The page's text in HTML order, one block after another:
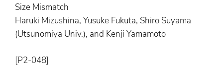
Size Mismatch
Haruki Mizushina, Yusuke Fukuta, Shiro Suyama
(Utsunomiya Univ.), and Kenji Yamamoto
[P2-048]